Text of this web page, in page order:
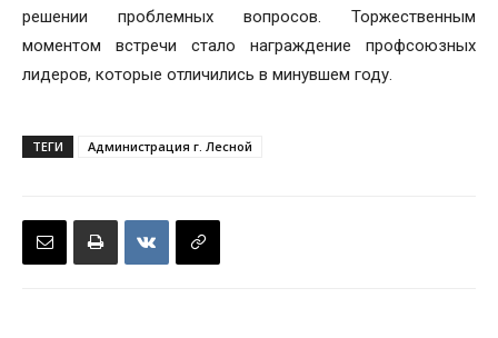
решении проблемных вопросов. Торжественным
моментом встречи стало награждение профсоюзных
лидеров, которые отличились в минувшем году.
ТЕГИ Администрация г. Лесной